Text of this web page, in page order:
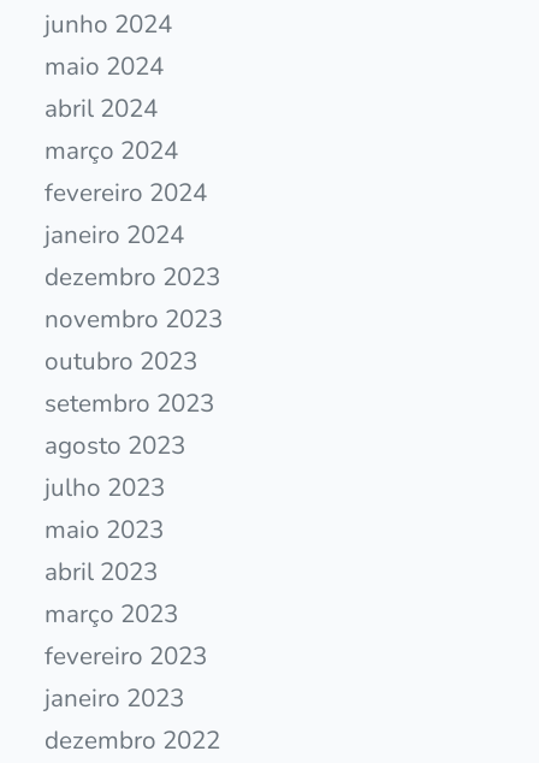
junho 2024
maio 2024
abril 2024
março 2024
fevereiro 2024
janeiro 2024
dezembro 2023
novembro 2023
outubro 2023
setembro 2023
agosto 2023
julho 2023
maio 2023
abril 2023
março 2023
fevereiro 2023
janeiro 2023
dezembro 2022